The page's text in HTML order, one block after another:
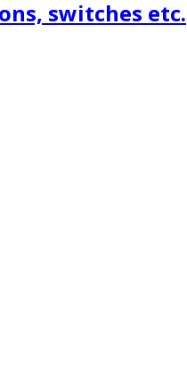
switches etc.